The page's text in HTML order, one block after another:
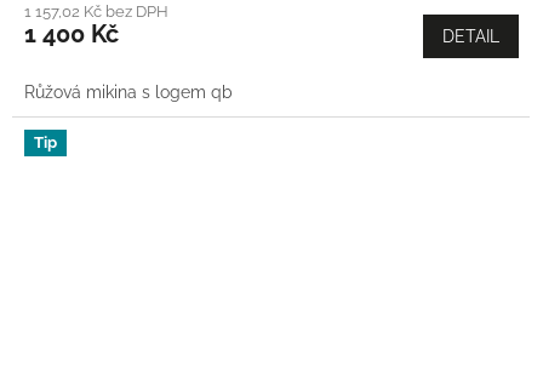
1 157,02 Kč bez DPH
1 400 Kč DETAIL
Růžová mikina s logem qb
Tip